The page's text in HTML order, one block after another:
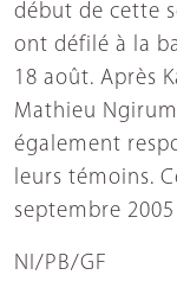
début de cette
ont défilé à la
18 août. Après
Mathieu
également
leurs témoins.
septembre 2005
NI/PB/GF